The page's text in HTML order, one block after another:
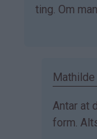
svar
bekreftet)
ting. Om
Som
svar
Antar at
form.